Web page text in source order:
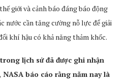
giới và cảnh báo đáng báo động
nước cần tăng cường nỗ lực để giải
khí hậu có khả năng thảm khốc.
lịch sử đã được ghi nhận
báo cáo rằng năm nay là